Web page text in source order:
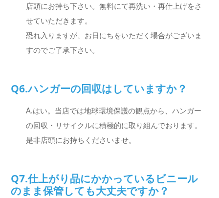
店頭にお持ち下さい。無料にて再洗い・再仕上げをさ
せていただきます。
恐れ入りますが、お日にちをいただく場合がございま
すのでご了承下さい。
Q6.ハンガーの回収はしていますか？
A.はい。当店では地球環境保護の観点から、ハンガー
の回収・リサイクルに積極的に取り組んでおります。
是非店頭にお持ちくださいませ。
Q7.仕上がり品にかかっているビニール
のまま保管しても大丈夫ですか？